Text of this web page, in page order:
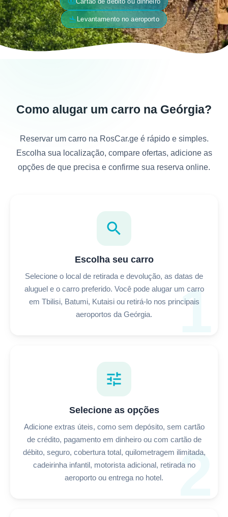
flight_land Levantamento no aeroporto
Como alugar um carro na Geórgia?
Reservar um carro na RosCar.ge é rápido e simples.
Escolha sua localização, compare ofertas, adicione as
opções de que precisa e confirme sua reserva online.
1
search
Escolha seu carro
Selecione o local de retirada e devolução, as datas de
aluguel e o carro preferido. Você pode alugar um carro
em Tbilisi, Batumi, Kutaisi ou retirá-lo nos principais
aeroportos da Geórgia.
2
tune
Selecione as opções
Adicione extras úteis, como sem depósito, sem cartão
de crédito, pagamento em dinheiro ou com cartão de
débito, seguro, cobertura total, quilometragem ilimitada,
cadeirinha infantil, motorista adicional, retirada no
aeroporto ou entrega no hotel.